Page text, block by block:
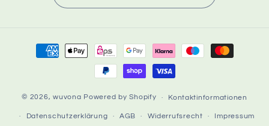
Zahlungsmethoden
© 2026,wuvona Powered by Shopify Kontaktinformationen
Datenschutzerklärung AGB Widerrufsrecht Impressum